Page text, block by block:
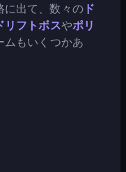
に出て、数々のド
リフトボスやポリ
ムもいくつかあ